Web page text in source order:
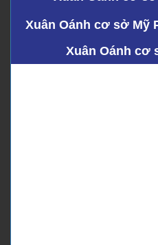
Xuân Oánh cơ sở Mỹ
Xuân Oánh cơ